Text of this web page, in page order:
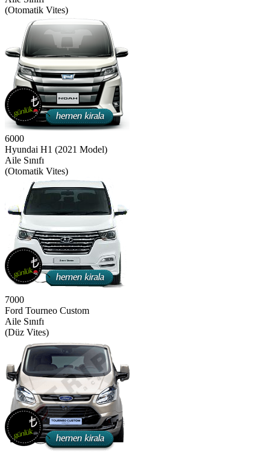
(Otomatik Vites)
6000
Hyundai H1 (2021 Model)
Aile Sınıfı
(Otomatik Vites)
7000
Ford Tourneo Custom
Aile Sınıfı
(Düz Vites)